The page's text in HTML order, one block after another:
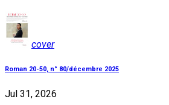
cover
Roman 20-50, n° 80/décembre 2025
Jul 31, 2026